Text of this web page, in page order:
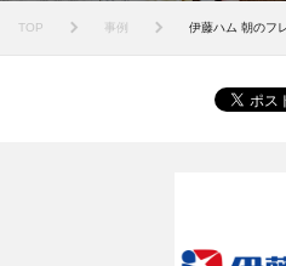
TOP 事例 伊藤ハム 朝のフ